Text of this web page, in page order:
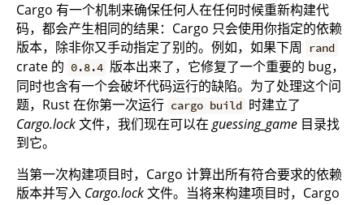
Cargo 有一个机制来确保任何人在任何时候重新构建代
码，都会产生相同的结果：Cargo 只会使用你指定的依赖
版本，除非你又手动指定了别的。例如，如果下周
rand
crate 的 0.8.4 版本出来了，它修复了一个重要的 bug，
同时也含有一个会破坏代码运行的缺陷。为了处理这个问
题，Rust 在你第一次运行 cargo build 时建立了
Cargo.lock文件，我们现在可以在 guessing_game 目录找
到它。
当第一次构建项目时，Cargo 计算出所有符合要求的依赖
版本并写入 Cargo.lock文件。当将来构建项目时，Cargo